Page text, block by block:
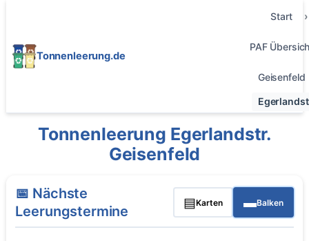
Tonnenleerung.de
Start
PAF
Geisenfeld
Tonnenleerung Egerlandstr.
Geisenfeld
📅 Nächste
Leerungstermine
▤Karten ▬Balken